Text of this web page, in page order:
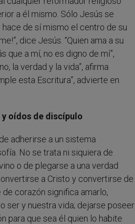
a él mismo. Sólo Jesús se
de sí mismo el centro de su
dice Jesús. “Quien ama a su
que a mí, no es digno de mí”,
la verdad y la vida”, afirma
esta Escritura”, advierte en
oídos de discípulo
adherirse a un sistema
No se trata ni siquiera de
o de plegarse a una verdad
a Cristo y convertirse de
corazón significa amarlo,
ser y nuestra vida; dejarse poseer
para que sea él quien lo habite